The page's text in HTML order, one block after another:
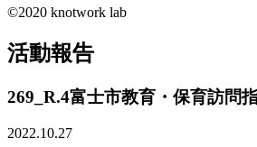
©2020 knotwork lab
活動報告
269_R.4富士市教育・保育訪問
2022.10.27